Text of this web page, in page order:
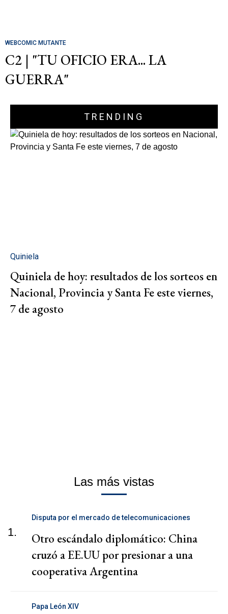
WEBCOMIC MUTANTE
C2 | "TU OFICIO ERA... LA
GUERRA"
TRENDING
Quiniela
Quiniela de hoy: resultados de los sorteos en
Nacional, Provincia y Santa Fe este viernes,
7 de agosto
Las más vistas
1.
Disputa por el mercado de telecomunicaciones
Otro escándalo diplomático: China
cruzó a EE.UU por presionar a una
cooperativa Argentina
Papa León XIV